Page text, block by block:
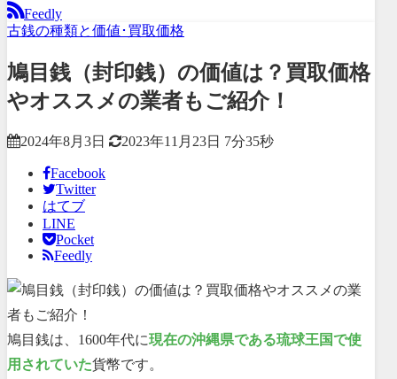
Feedly
古銭の種類と価値･買取価格
鳩目銭（封印銭）の価値は？買取価格
やオススメの業者もご紹介！
2024年8月3日 2023年11月23日 7分35秒
Facebook
Twitter
はてブ
LINE
Pocket
Feedly
鳩目銭は、1600年代に現在の沖縄県である琉球王国で使
用されていた貨幣です。